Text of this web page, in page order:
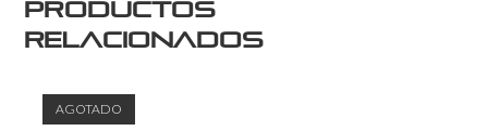
Productos
relacionados
AGOTADO